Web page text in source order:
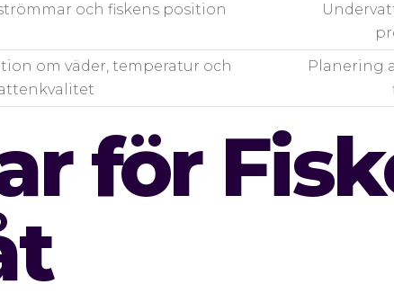
och fiskens position
om väder, temperatur och
Planering
för